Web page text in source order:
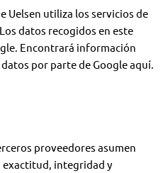
Uelsen utiliza los servicios de
datos recogidos en este
Encontrará información
por parte de Google aquí.
proveedores asumen
exactitud, integridad y